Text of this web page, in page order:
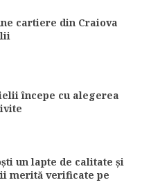
cartiere din Craiova
începe cu alegerea
un lapte de calitate și
merită verificate pe